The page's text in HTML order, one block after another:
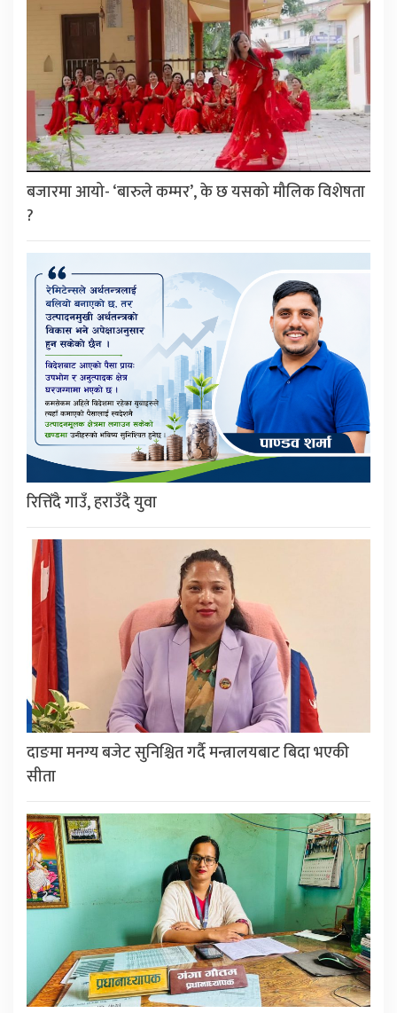
बजारमा आयो- ‘बारुले कम्मर’, के छ यसको मौलिक विशेषता
?
रित्तिँदै गाउँ, हराउँदै युवा
दाङमा मनग्य बजेट सुनिश्चित गर्दै मन्त्रालयबाट बिदा भएकी
सीता